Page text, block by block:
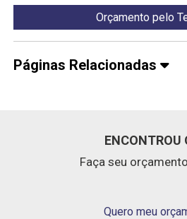
Orçamento pelo
Páginas Relacionadas
ENCONTROU
Faça seu
Quero meu